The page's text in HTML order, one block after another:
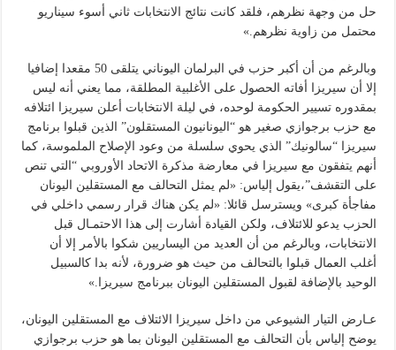
حل من وجهة نظرهم، فلقد كانت نتائج الانتخابات ثاني أسوء سيناريو
محتمل من زاوية نظرهم.»
وبالرغم من أن أكبر حزب في البرلمان اليوناني يتلقى 50 مقعدا إضافيا
إلا أن سيريزا أفاته الحصول على الأغلبية المطلقة، مما يعني أنه ليس
بمقدوره تسيير الحكومة لوحده، في ليلة الانتخابات أعلن سيريزا ائتلافه
مع حزب برجوازي صغير هو “اليونانيون المستقلون” الذين قبلوا برنامج
سيريزا “سالونيك” الذي يحوي سلسلة من وعود الإصلاح الملموسة، كما
أنهم يتفقون مع سيريزا في معارضة مذكرة الاتحاد الأوروبي “التي تنص
على التقشف”،يقول إلياس: «لم يمثل التحالف مع المستقلين اليونان
مفاجأة كبرى» ويسترسل قائلا: «لم يكن هناك قرار رسمي داخلي في
الحزب يدعو للائتلاف، ولكن القيادة أشارت إلى هذا الاحتمـال قبل
الانتخابات، وبالرغم من أن العديد من اليساريين شكوا بالأمر إلا أن
أغلب العمال قبلوا بالتحالف من حيث هو ضرورة، لأنه بدا كالسبيل
الوحيد بالإضافة لقبول المستقلين اليونان ببرنامج سيريزا.»
عـارض التيار الشيوعي من داخل سيريزا الائتلاف مع المستقلين اليونان،
يوضح إلياس بأن التحالف مع المستقلين اليونان بما هو حزب برجوازي